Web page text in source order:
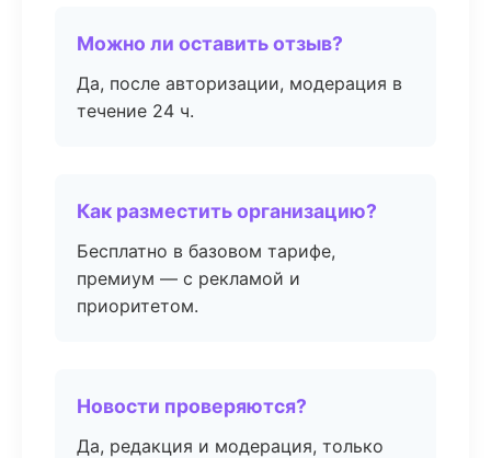
Можно ли оставить отзыв?
Да, после авторизации, модерация в
течение 24 ч.
Как разместить организацию?
Бесплатно в базовом тарифе,
премиум — с рекламой и
приоритетом.
Новости проверяются?
Да, редакция и модерация, только